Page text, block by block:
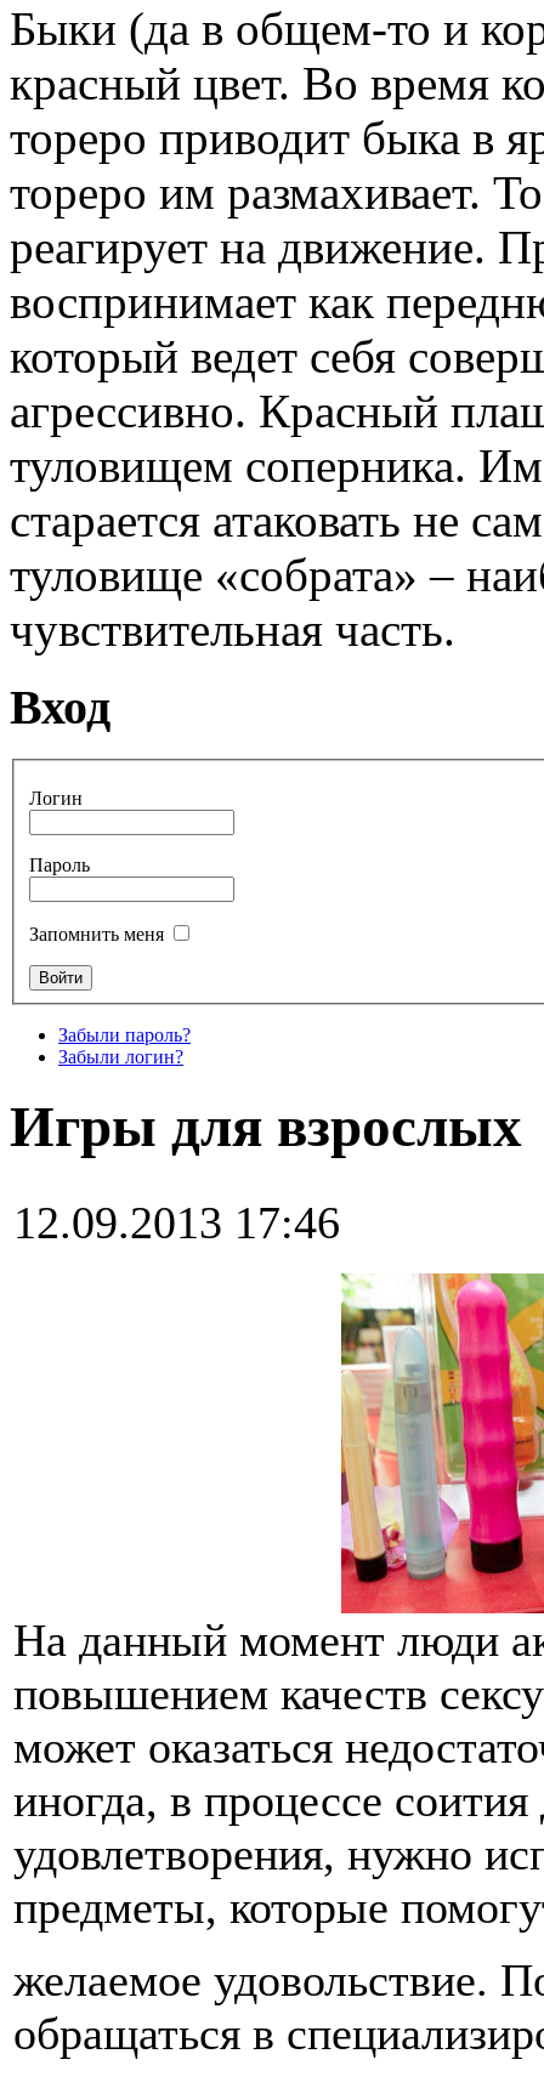
Быки (да в общем-то и
красный цвет. Во время
тореро приводит быка в
тореро им размахивает.
реагирует на движение.
воспринимает как
который ведет себя
агрессивно. Красный
туловищем соперника.
старается атаковать не
туловище «собрата» –
чувствительная часть.
Вход
Логин
Пароль
Запомнить меня
Забыли пароль?
Забыли логин?
Игры для взрослых
12.09.2013 17:46
На данный момент люди
повышением качеств
может оказаться
иногда, в процессе
удовлетворения, нужно
предметы, которые
желаемое удовольствие.
обращаться в